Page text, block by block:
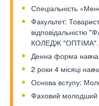
Спеціальність
Факультет:
КОЛЕДЖ "ОПТІМА".
Денна форма
2 роки 4 місяці
Основа вступу:
Фаховий молодший